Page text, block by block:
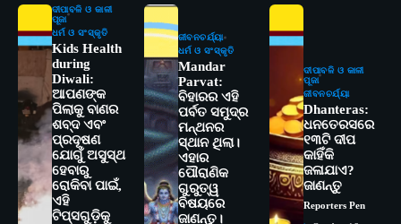
ଦୀପାବଳି ଓ କାଳୀ
ପୂଜା
ଧର୍ମ ଓ ସଂସ୍କୃତି
Kids Health
during
Diwali:
ଆପଣଙ୍କ
ପିଲାକୁ ବାଣର
ଶବ୍ଦ ଏବଂ
ପ୍ରଦୂଷଣ
ଯୋଗୁଁ ଅସୁସ୍ଥ
ହେବାରୁ
ରୋକିବା ପାଇଁ,
ଏହି
ଟିପ୍ସଗୁଡ଼ିକୁ
ଜୀବନଚର୍ଯ୍ୟା
ଧର୍ମ ଓ ସଂସ୍କୃତି
Mandar
Parvat:
ବିହାରର ଏହି
ପର୍ବତ ସମୁଦ୍ର
ମନ୍ଥନର
ସ୍ଥାନ ଥିଲା।
ଏହାର
ପୌରାଣିକ
ଗୁରୁତ୍ୱ
ବିଷୟରେ
ଜାଣନ୍ତୁ।
ଦୀପାବଳି ଓ କାଳୀ
ପୂଜା
ଜୀବନଚର୍ଯ୍ୟା
Dhanteras:
ଧନତେରସରେ
୧୩ଟି ଦୀପ
କାହିଁକି
ଜଳାଯାଏ?
ଜାଣନ୍ତୁ
Reporters Pen
ସୋଆର ୨୦ତମ ପ୍ରତିଷ୍ଠା ଦିବସରେ